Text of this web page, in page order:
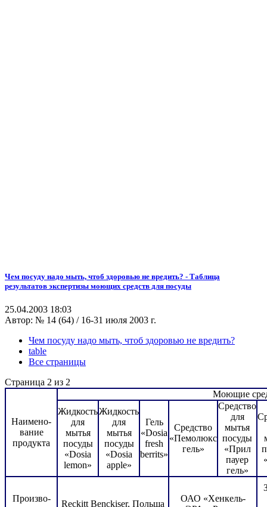
Чем посуду надо мыть, чтоб здоровью не вредить? - Таблица
результатов экспертизы моющих средств для посуды
25.04.2003 18:03
Автор: № 14 (64) / 16-31 июля 2003 г.
Чем посуду надо мыть, чтоб здоровью не вредить?
table
Все страницы
Страница 2 из 2
Наимено-
вание
продукта
Моющие
Жидкость
для
мытья
посуды
«Dosia
lemon»
Жидкость
для
мытья
посуды
«Dosia
apple»
Гель
«Dosia
fresh
berrits»
Средство
«Пемолюкс
гель»
Средство
для
мытья
посуды
«Прил
пауер
гель»
Произво-
Reckitt Benckiser, Польша
ОАО «Хенкель-